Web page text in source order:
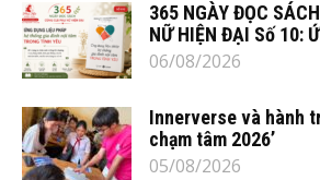
365 NGÀY ĐỌC
NỮ HIỆN ĐẠI Số 10:
06/08/2026
Innerverse và hành
chạm tâm 2026’
05/08/2026